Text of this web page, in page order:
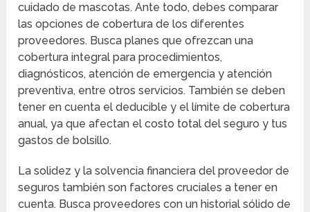
cuidado de mascotas. Ante todo, debes comparar
las opciones de cobertura de los diferentes
proveedores. Busca planes que ofrezcan una
cobertura integral para procedimientos,
diagnósticos, atención de emergencia y atención
preventiva, entre otros servicios. También se deben
tener en cuenta el deducible y el límite de cobertura
anual, ya que afectan el costo total del seguro y tus
gastos de bolsillo.
La solidez y la solvencia financiera del proveedor de
seguros también son factores cruciales a tener en
cuenta. Busca proveedores con un historial sólido de